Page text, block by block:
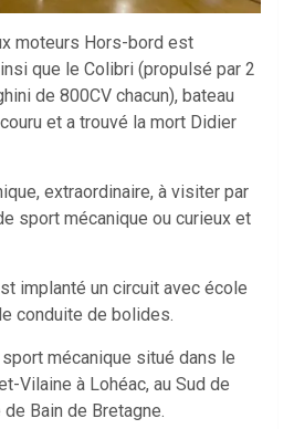
moteurs Hors-bord est
que le Colibri (propulsé par 2
de 800CV chacun), bateau
et a trouvé la mort Didier
extraordinaire, à visiter par
sport mécanique ou curieux et
implanté un circuit avec école
conduite de bolides.
sport mécanique situé dans le
Vilaine à Lohéac, au Sud de
Bain de Bretagne.